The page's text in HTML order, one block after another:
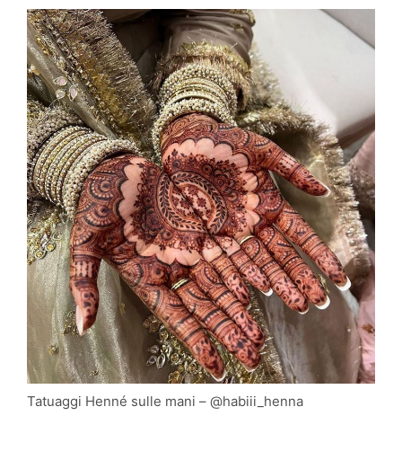
Tatuaggi Henné sulle mani – @habiii_henna